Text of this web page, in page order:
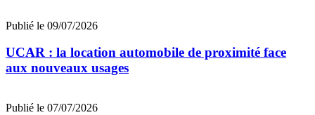
Publié le 09/07/2026
UCAR : la location automobile de proximité face
aux nouveaux usages
Publié le 07/07/2026